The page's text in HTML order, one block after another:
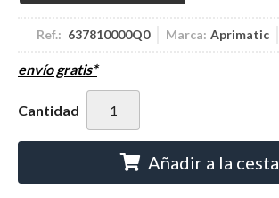
Ref.: 637810000Q0 Marca: Aprimatic
envío gratis*
Cantidad
Añadir a la cesta